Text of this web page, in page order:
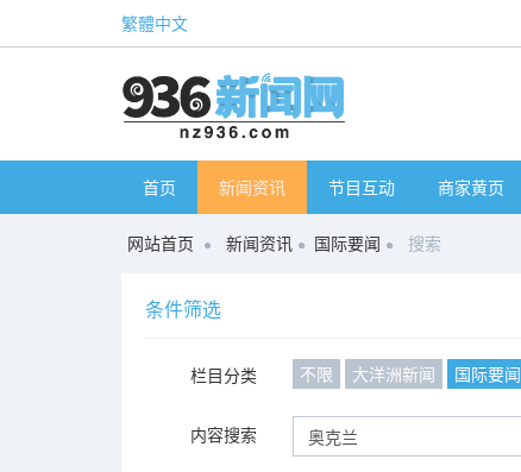
繁體中文
首页 新闻资讯 节目互动 商家黄页
网站首页 新闻资讯 国际要闻 搜索
条件筛选
栏目分类 不限 大洋洲新闻 国际要闻
内容搜索